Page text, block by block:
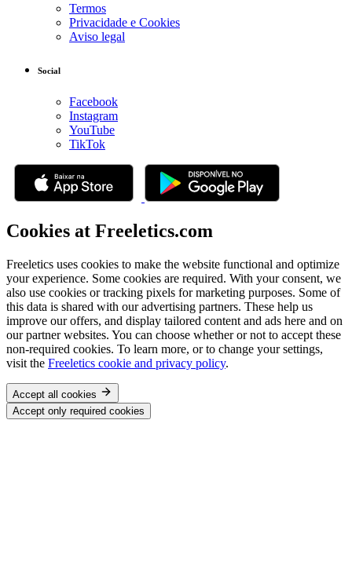
Termos
Privacidade e Cookies
Aviso legal
Social
Facebook
Instagram
YouTube
TikTok
Cookies at Freeletics.com
Freeletics uses cookies to make the website functional and optimize
your experience. Some cookies are required. With your consent, we
also use cookies or tracking pixels for marketing purposes. Some of
this data is shared with our advertising partners. These help us
improve our offers, and display tailored content and ads here and on
our partner websites. You can choose whether or not to accept these
non-required cookies. To learn more, or to change your settings,
visit the Freeletics cookie and privacy policy.
Accept all cookies
Accept only required cookies